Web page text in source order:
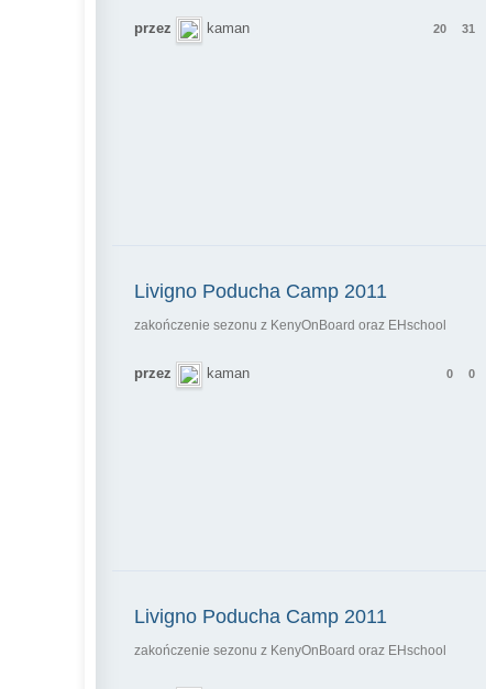
20 31
przez kaman
Livigno Poducha Camp 2011
zakończenie sezonu z KenyOnBoard oraz EHschool
0 0
przez kaman
Livigno Poducha Camp 2011
zakończenie sezonu z KenyOnBoard oraz EHschool